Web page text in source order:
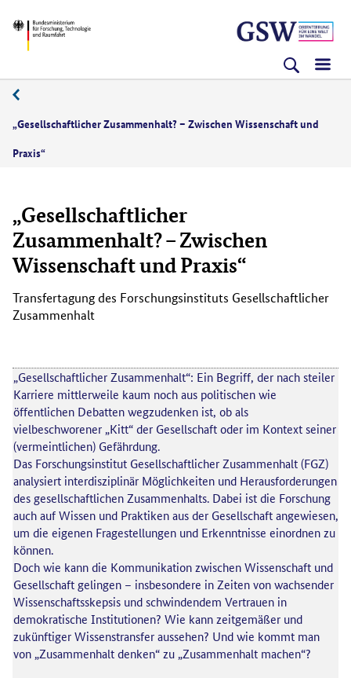
zum
(Eingabetaste)
zum
(Eingabetaste)
zur
(Eingabetaste)
BMFTR
„Gesellschaftlicher Zusammenhalt? – Zwischen Wissenschaft und
Praxis“
„Gesellschaftlicher
Zusammenhalt? – Zwischen
Wissenschaft und Praxis“
Transfertagung des Forschungsinstituts Gesellschaftlicher
Zusammenhalt
„Gesellschaftlicher Zusammenhalt“: Ein Begriff, der nach steiler
Karriere mittlerweile kaum noch aus politischen wie
öffentlichen Debatten wegzudenken ist, ob als
vielbeschworener „Kitt“ der Gesellschaft oder im Kontext seiner
(vermeintlichen) Gefährdung.
Das Forschungsinstitut Gesellschaftlicher Zusammenhalt (FGZ)
analysiert interdisziplinär Möglichkeiten und Herausforderungen
des gesellschaftlichen Zusammenhalts. Dabei ist die Forschung
auch auf Wissen und Praktiken aus der Gesellschaft angewiesen,
um die eigenen Fragestellungen und Erkenntnisse einordnen zu
können.
Doch wie kann die Kommunikation zwischen Wissenschaft und
Gesellschaft gelingen – insbesondere in Zeiten von wachsender
Wissenschaftsskepsis und schwindendem Vertrauen in
demokratische Institutionen? Wie kann zeitgemäßer und
zukünftiger Wissenstransfer aussehen? Und wie kommt man
von „Zusammenhalt denken“ zu „Zusammenhalt machen“?